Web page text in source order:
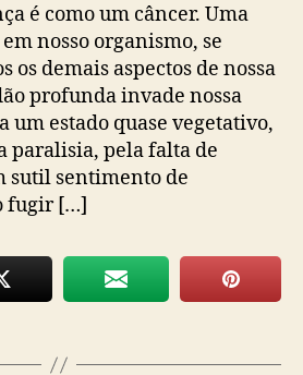
é como um câncer. Uma
nosso organismo, se
os demais aspectos de nossa
profunda invade nossa
um estado quase vegetativo,
paralisia, pela falta de
sutil sentimento de
fugir […]